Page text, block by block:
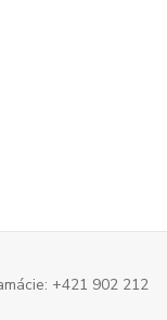
+421 902 212